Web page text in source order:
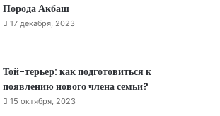
Порода Акбаш
17 декабря, 2023
Той-терьер: как подготовиться к
появлению нового члена семьи?
15 октября, 2023